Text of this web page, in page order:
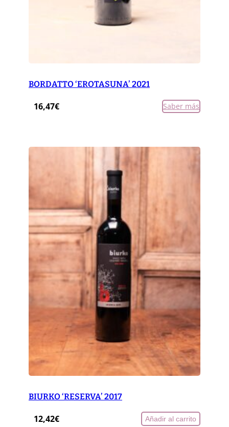
BORDATTO ‘EROTASUNA’ 2021
16,47€ Saber más
BIURKO ‘RESERVA’ 2017
12,42€ Añadir al carrito